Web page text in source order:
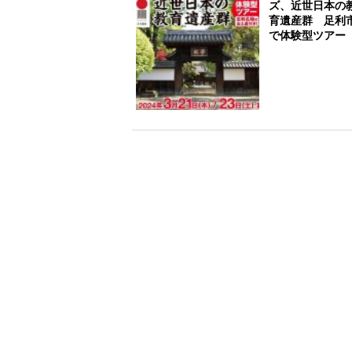
ズ、近世日本の
育遺産群 足利
で体験型ツアー